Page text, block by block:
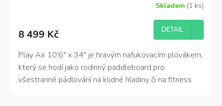
je
z
5
hvězdiček.
Skladem (1 ks)
8 499 Kč DETAIL
Play Air 10'6" x 34" je hravým nafukovacím plovákem,
který se hodí jako rodinný paddleboard pro
všestranné pádlování na klidné hladiny či na fitness